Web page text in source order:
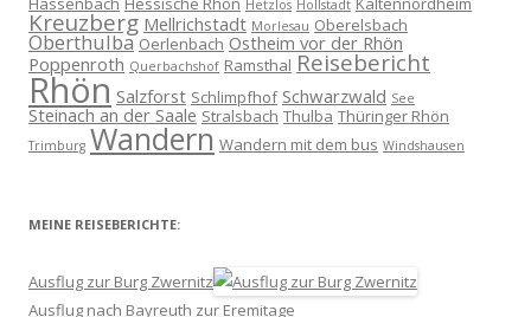
Hetzlos Hollstadt
Kreuzberg Mellrichstadt Morlesau Oberelsbach
Oberthulba Oerlenbach Ostheim vor der Rhön
Poppenroth Querbachshof Ramsthal Reisebericht
Rhön Salzforst Schlimpfhof Schwarzwald See
Steinach an der Saale Stralsbach Thulba Thüringer Rhön
Trimburg Wandern Wandern mit dem bus Windshausen
MEINE REISEBERICHTE:
Ausflug zur Burg Zwernitz
Ausflug nach Bayreuth zur Eremitage